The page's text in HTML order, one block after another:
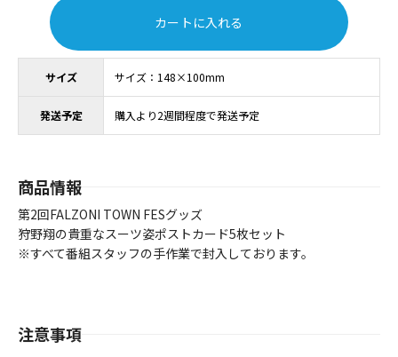
サイズ サイズ：148×100mm
発送予定 購入より2週間程度で発送予定
カートに入れる
商品情報
第2回FALZONI TOWN FESグッズ
狩野翔の貴重なスーツ姿ポストカード5枚セット
※すべて番組スタッフの手作業で封入しております。
注意事項